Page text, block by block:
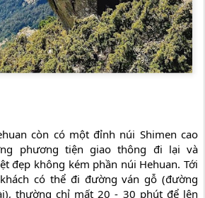
còn có một đỉnh núi Shimen cao
phương tiện giao thông đi lại và
đẹp không kém phần núi Hehuan. Tới
có thể đi đường ván gỗ (đường
thường chỉ mất 20 - 30 phút để lên